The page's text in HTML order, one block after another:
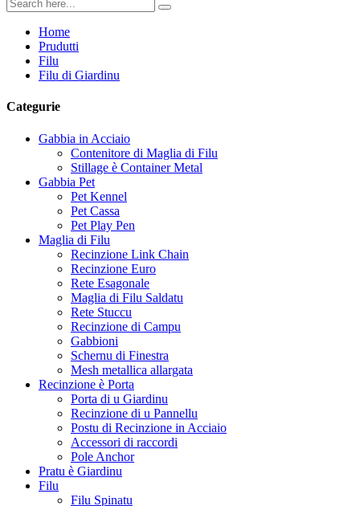
Home
Prudutti
Filu
Filu di Giardinu
Categurie
Gabbia in Acciaio
Contenitore di Maglia di Filu
Stillage è Container Metal
Gabbia Pet
Pet Kennel
Pet Cassa
Pet Play Pen
Maglia di Filu
Recinzione Link Chain
Recinzione Euro
Rete Esagonale
Maglia di Filu Saldatu
Rete Stuccu
Recinzione di Campu
Gabbioni
Schernu di Finestra
Mesh metallica allargata
Recinzione è Porta
Porta di u Giardinu
Recinzione di u Pannellu
Postu di Recinzione in Acciaio
Accessori di raccordi
Pole Anchor
Pratu è Giardinu
Filu
Filu Spinatu